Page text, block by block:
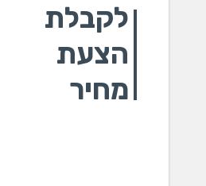
לקבלת
הצעת
מחיר